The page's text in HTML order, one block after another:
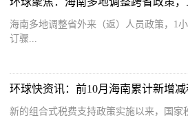
海南多地调整省外来（返）人员政策，1
订骤...
新的组合式税费支持政策实施以来，国家